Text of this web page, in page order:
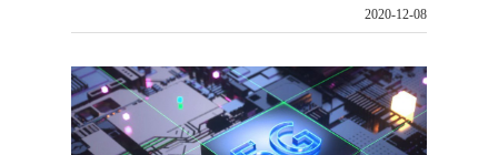
2020-12-08